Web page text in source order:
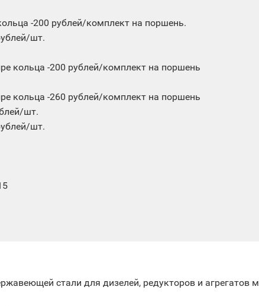
-200 рублей/комплект на поршень.
шт.
кольца -200 рублей/комплект на поршень
кольца -260 рублей/комплект на поршень
шт.
шт.
стали для дизелей, редукторов и агрегатов